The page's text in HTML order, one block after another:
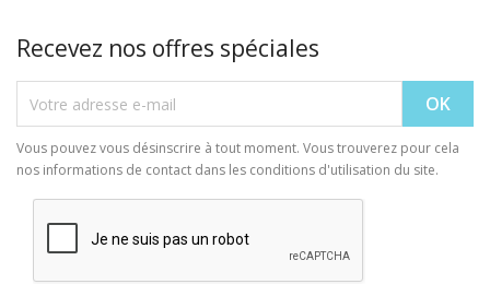
Recevez nos offres spéciales
Vous pouvez vous désinscrire à tout moment. Vous trouverez pour cela
nos informations de contact dans les conditions d'utilisation du site.